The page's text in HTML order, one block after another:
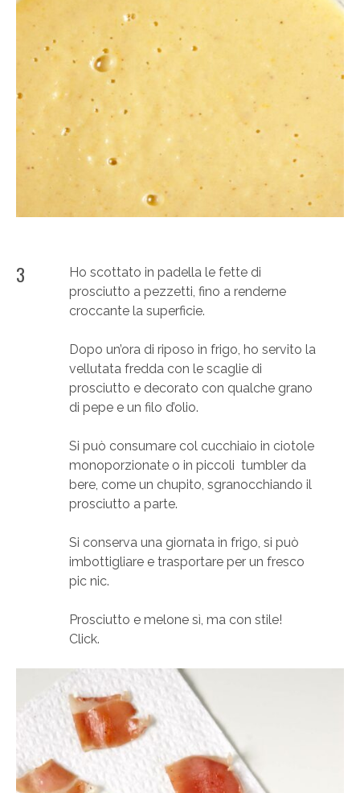
3
Ho scottato in padella le fette di
prosciutto a pezzetti, fino a renderne
croccante la superficie.
Dopo un’ora di riposo in frigo, ho servito la
vellutata fredda con le scaglie di
prosciutto e decorato con qualche grano
di pepe e un filo d’olio.
Si può consumare col cucchiaio in ciotole
monoporzionate o in piccoli tumbler da
bere, come un chupito, sgranocchiando il
prosciutto a parte.
Si conserva una giornata in frigo, si può
imbottigliare e trasportare per un fresco
pic nic.
Prosciutto e melone sì, ma con stile!
Click.